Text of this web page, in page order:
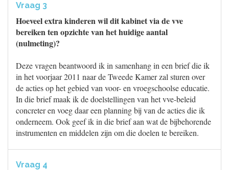
Vraag 3
Hoeveel extra kinderen wil dit kabinet via de vve
bereiken ten opzichte van het huidige aantal
(nulmeting)?
Deze vragen beantwoord ik in samenhang in een brief die ik
in het voorjaar 2011 naar de Tweede Kamer zal sturen over
de acties op het gebied van voor- en vroegschoolse educatie.
In die brief maak ik de doelstellingen van het vve-beleid
concreter en voeg daar een planning bij van de acties die ik
onderneem. Ook geef ik in die brief aan wat de bijbehorende
instrumenten en middelen zijn om die doelen te bereiken.
Vraag 4